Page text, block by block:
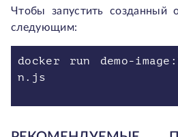
Чтобы запустить созданный
следующим:
docker run demo-
n.js